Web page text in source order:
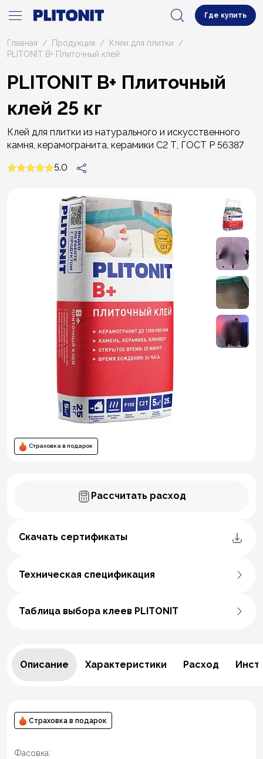
Где купить
Главная Продукция
Клеи для плитки
PLITONIT В+ Плиточный клей
PLITONIT В+ Плиточный
клей 25 кг
Клей для плитки из натурального и искусственного
камня, керамогранита, керамики С2 Т, ГОСТ Р 56387
5.0
Страховка в подарок
Рассчитать расход
Скачать сертификаты
Техническая спецификация
Таблица выбора клеев PLITONIT
Описание Характеристики Расход
Страховка в подарок
Фасовка: